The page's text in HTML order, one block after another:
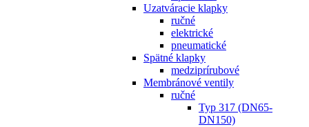
Uzatváracie klapky
ručné
elektrické
pneumatické
Spätné klapky
medziprírubové
Membránové ventily
ručné
Typ 317 (DN65-
DN150)